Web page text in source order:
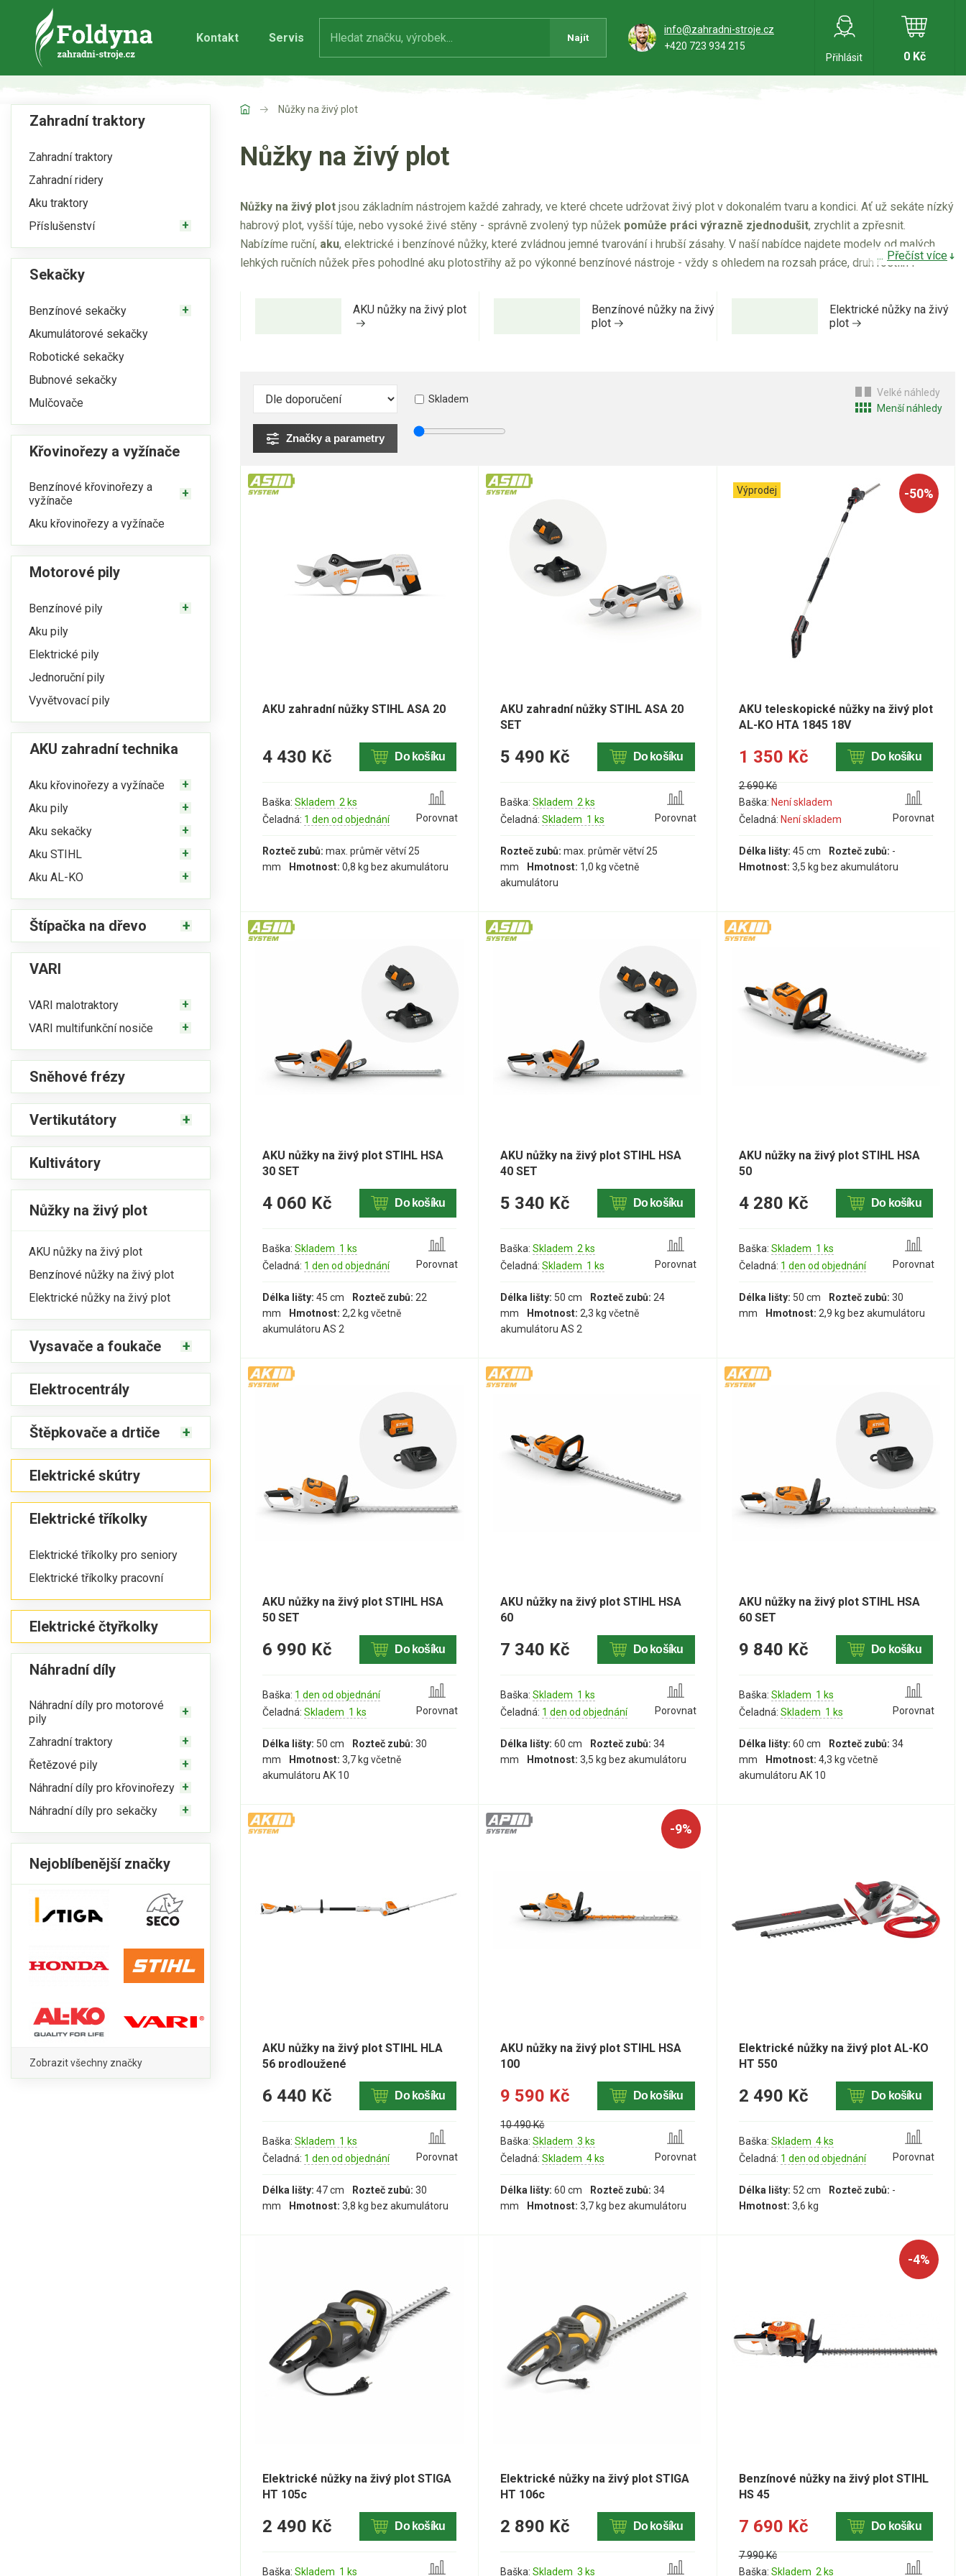
Kontakt Servis Najít
info@zahradni-stroje.cz
+420 723 934 215
Přihlásit
0 Kč
Zahradní traktory
Zahradní traktory
Zahradní ridery
Aku traktory
Příslušenství
Sekačky
Benzínové sekačky
Akumulátorové sekačky
Robotické sekačky
Bubnové sekačky
Mulčovače
Křovinořezy a vyžínače
Benzínové křovinořezy a
vyžínače
Aku křovinořezy a vyžínače
Motorové pily
Benzínové pily
Aku pily
Elektrické pily
Jednoruční pily
Vyvětvovací pily
AKU zahradní technika
Aku křovinořezy a vyžínače
Aku pily
Aku sekačky
Aku STIHL
Aku AL-KO
Štípačka na dřevo
VARI
VARI malotraktory
VARI multifunkční nosiče
Sněhové frézy
Vertikutátory
Kultivátory
Nůžky na živý plot
AKU nůžky na živý plot
Benzínové nůžky na živý plot
Elektrické nůžky na živý plot
Vysavače a foukače
Elektrocentrály
Štěpkovače a drtiče
Elektrické skútry
Elektrické tříkolky
Elektrické tříkolky pro seniory
Elektrické tříkolky pracovní
Elektrické čtyřkolky
Náhradní díly
Náhradní díly pro motorové
pily
Zahradní traktory
Řetězové pily
Náhradní díly pro křovinořezy
Náhradní díly pro sekačky
Nejoblíbenější značky
Zobrazit všechny značky
Nůžky na živý plot
Nůžky na živý plot
Nůžky na živý plot jsou základním nástrojem každé zahrady, ve které chcete udržovat živý plot v dokonalém tvaru a kondici. Ať už sekáte nízký
habrový plot, vyšší túje, nebo vysoké živé stěny - správně zvolený typ nůžek pomůže práci výrazně zjednodušit, zrychlit a zpřesnit.
Nabízíme ruční, aku, elektrické i benzínové nůžky, které zvládnou jemné tvarování i hrubší zásahy. V naší nabídce najdete modely od malých
lehkých ručních nůžek přes pohodlné aku plotostřihy až po výkonné benzínové nástroje - vždy s ohledem na rozsah práce, druh rostlin i
Přečíst více
AKU nůžky na živý plot
Benzínové nůžky na živý
plot
Elektrické nůžky na živý
plot
Velké náhledy
Menší náhledy
Skladem
Značky a parametry
AKU zahradní nůžky STIHL ASA 20
4 430 Kč Do košíku
Baška: Skladem 2 ks
Čeladná: 1 den od objednání Porovnat
Rozteč zubů: max. průměr větví 25
mm
Hmotnost: 0,8 kg bez akumulátoru
AKU zahradní nůžky STIHL ASA 20
SET
5 490 Kč Do košíku
Baška:Skladem 2 ks
Čeladná:Skladem 1 ks Porovnat
Rozteč zubů:max. průměr větví 25
mm
Hmotnost: 1,0 kg včetně
akumulátoru
Výprodej -50%
AKU teleskopické nůžky na živý plot
AL-KO HTA 1845 18V
1 350 Kč
2 690 Kč
Do košíku
Baška: Není skladem
Čeladná: Není skladem Porovnat
Délka lišty: 45 cm Rozteč zubů: -
Hmotnost: 3,5 kg bez akumulátoru
AKU nůžky na živý plot STIHL HSA
30 SET
4 060 Kč Do košíku
Baška: Skladem 1 ks
Čeladná: 1 den od objednání Porovnat
Délka lišty: 45 cm Rozteč zubů: 22
mm
Hmotnost: 2,2 kg včetně
akumulátoru AS 2
AKU nůžky na živý plot STIHL HSA
40 SET
5 340 Kč Do košíku
Baška:Skladem 2 ks
Čeladná:Skladem 1 ks Porovnat
Délka lišty: 50 cm Rozteč zubů: 24
mm
Hmotnost: 2,3 kg včetně
akumulátoru AS 2
AKU nůžky na živý plot STIHL HSA
50
4 280 Kč Do košíku
Baška: Skladem 1 ks
Čeladná: 1 den od objednání Porovnat
Délka lišty: 50 cm Rozteč zubů: 30
mm
Hmotnost: 2,9 kg bez akumulátoru
AKU nůžky na živý plot STIHL HSA
50 SET
6 990 Kč Do košíku
Baška: 1 den od objednání
Čeladná: Skladem 1 ks Porovnat
Délka lišty: 50 cm Rozteč zubů: 30
mm
Hmotnost: 3,7 kg včetně
akumulátoru AK 10
AKU nůžky na živý plot STIHL HSA
60
7 340 Kč Do košíku
Baška:Skladem 1 ks
Čeladná: 1 den od objednání Porovnat
Délka lišty:60 cm Rozteč zubů:34
mm
Hmotnost:3,5 kg bez akumulátoru
AKU nůžky na živý plot STIHL HSA
60 SET
9 840 Kč Do košíku
Baška: Skladem 1 ks
Čeladná: Skladem 1 ks Porovnat
Délka lišty: 60 cm Rozteč zubů: 34
mm
Hmotnost: 4,3 kg včetně
akumulátoru AK 10
AKU nůžky na živý plot STIHL HLA
56 prodloužené
6 440 Kč Do košíku
Baška: Skladem 1 ks
Čeladná: 1 den od objednání Porovnat
Délka lišty: 47 cm Rozteč zubů: 30
mm
Hmotnost: 3,8 kg bez akumulátoru
-9%
AKU nůžky na živý plot STIHL HSA
100
9 590 Kč
10 490 Kč
Do košíku
Baška:Skladem 3 ks
Čeladná:Skladem 4 ks Porovnat
Délka lišty:60 cm Rozteč zubů:34
mm
Hmotnost:3,7 kg bez akumulátoru
Elektrické nůžky na živý plot AL-KO
HT 550
2 490 Kč Do košíku
Baška: Skladem 4 ks
Čeladná: 1 den od objednání Porovnat
Délka lišty: 52 cm Rozteč zubů: -
Hmotnost: 3,6 kg
Elektrické nůžky na živý plot STIGA
HT 105c
2 490 Kč Do košíku
Baška: Skladem 1 ks
Elektrické nůžky na živý plot STIGA
HT 106c
2 890 Kč Do košíku
Baška:Skladem 3 ks
-4%
Benzínové nůžky na živý plot STIHL
HS 45
7 690 Kč
7 990 Kč
Do košíku
Baška: Skladem 2 ks